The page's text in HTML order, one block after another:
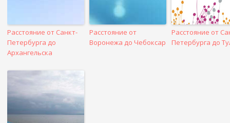
Расстояние от Санкт-
Петербурга до
Архангельска
Расстояние от
Воронежа до Чебоксар
Расстояние от
Петербурга до